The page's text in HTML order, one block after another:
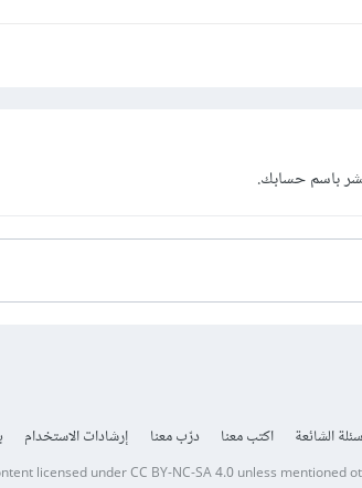
باسم حسابك.
الشائعة اكتب معنا درّب معنا إرشادات الاستخدام
licensed underCC BY-NC-SA 4.0unless mentioned